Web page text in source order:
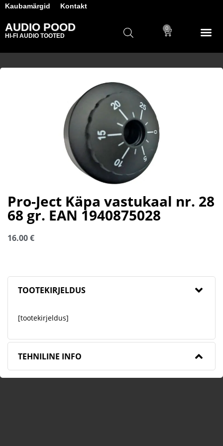
Kaubamärgid Kontakt
AUDIO POOD
HI-FI AUDIO TOOTED
0
Pro-Ject Käpa vastukaal nr. 28
68 gr. EAN 1940875028
16.00€
TOOTEKIRJELDUS
[tootekirjeldus]
TEHNILINE INFO